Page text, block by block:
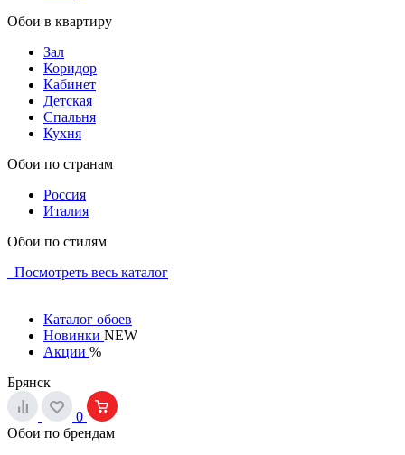
Обои в квартиру
Зал
Коридор
Кабинет
Детская
Спальня
Кухня
Обои по странам
Россия
Италия
Обои по стилям
Посмотреть весь каталог
Каталог обоев
Новинки NEW
Акции %
Брянск
0
Обои по брендам